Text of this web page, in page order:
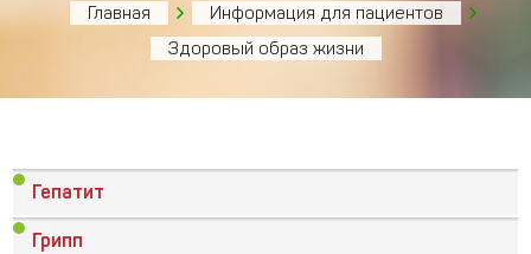
Главная
Информация для пациентов
Здоровый образ жизни
Гепатит
Грипп